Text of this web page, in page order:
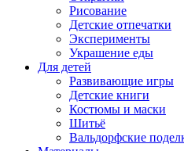
Рисование
Детские отпечатки
Эксперименты
Украшение еды
Для детей
Развивающие игры
Детские книги
Костюмы и маски
Шитьё
Вальдорфские